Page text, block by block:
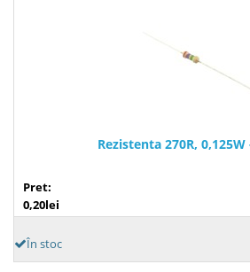
Rezistenta 270R, 0,125W
Pret:
0,20lei
În stoc